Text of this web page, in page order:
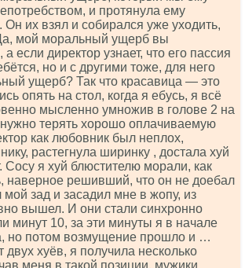
и протянула ему
Он их взял и собирался уже уходить,
мой моральный ущерб вы
если директор узнает, что его пассия
но и с другими тоже, для него
ущерб? Так что красавица — это
опять на стол, когда я ебусь, я всё
мысленно умножив в голове 2 на
терять хорошо оплачиваемую
как любовник был неплох,
растегнула ширинку , достала хуй
Сосу я хуй блюстителю морали, как
решивший, что он не доебал
зад и засадил мне в жопу, из
вышел. И они стали синхронно
минут 10, за эти минуты я в начале
но потом возмущение прошло и …
двух хуёв, я получила несколько
меня в такой позиции, мужики